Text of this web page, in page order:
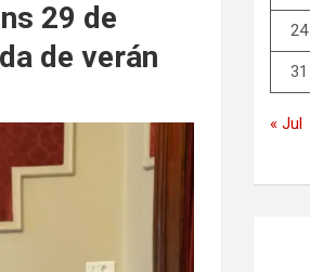
29 de
de verán
24
31
« Jul